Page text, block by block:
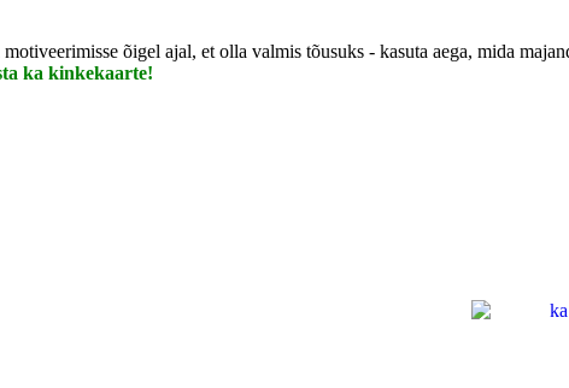
õigel ajal, et olla valmis tõusuks - kasuta aega, mida
ka kinkekaarte!